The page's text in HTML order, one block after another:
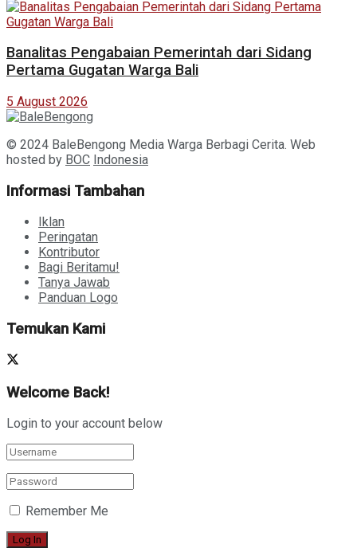
Banalitas Pengabaian Pemerintah dari Sidang
Pertama Gugatan Warga Bali
5 August 2026
© 2024 BaleBengong Media Warga Berbagi Cerita. Web
hosted by BOC Indonesia
Informasi Tambahan
Iklan
Peringatan
Kontributor
Bagi Beritamu!
Tanya Jawab
Panduan Logo
Temukan Kami
Welcome Back!
Login to your account below
Remember Me